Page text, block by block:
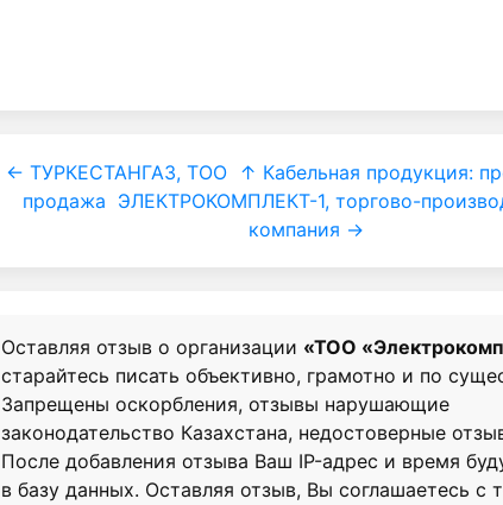
← ТУРКЕСТАНГАЗ, ТОО ↑ Кабельная продукция:
продажа ЭЛЕКТРОКОМПЛЕКТ-1, торгово-
компания →
Оставляя отзыв о организации «ТОО
старайтесь писать объективно, грамотно и по
Запрещены оскорбления, отзывы нарушающие
законодательство Казахстана, недостоверные
После добавления отзыва Ваш IP-адрес и время
в базу данных. Оставляя отзыв, Вы соглашаетесь с